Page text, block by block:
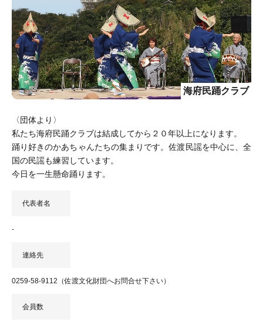
海府民踊クラブ
〈団体より〉
私たち海府民踊クラブは結成してから２０年以上になります。
踊り好きのかあちゃんたちの集まりです。佐渡民謡を中心に、全
国の民謡も練習しています。
今日を一生懸命踊ります。
代表者名
-
連絡先
0259-58-9112（佐渡文化財団へお問合せ下さい）
会員数